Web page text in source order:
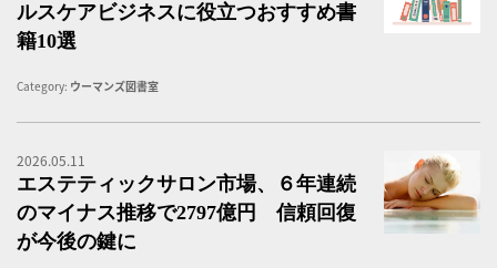
ルスケアビジネスに役立つおすすめ書
籍10選
Category: ウーマンズ図書室
2026.05.11
エステティックサロン市場、６年連続
のマイナス推移で2797億円 信頼回復
が今後の鍵に